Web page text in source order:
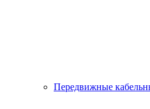
Передвижные